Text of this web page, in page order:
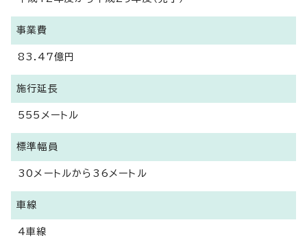
事業費
83.47億円
施行延長
555メートル
標準幅員
30メートルから36メートル
車線
4車線